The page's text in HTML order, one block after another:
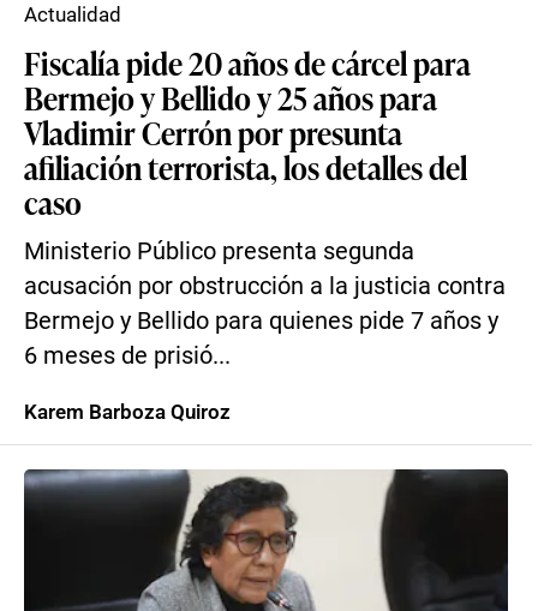
Fiscalía pide 20 años de cárcel para
Bermejo y Bellido y 25 años para
Vladimir Cerrón por presunta
afiliación terrorista, los detalles del
caso
Ministerio Público presenta segunda
acusación por obstrucción a la justicia contra
Bermejo y Bellido para quienes pide 7 años y
6 meses de prisió...
Actualidad
Karem Barboza Quiroz